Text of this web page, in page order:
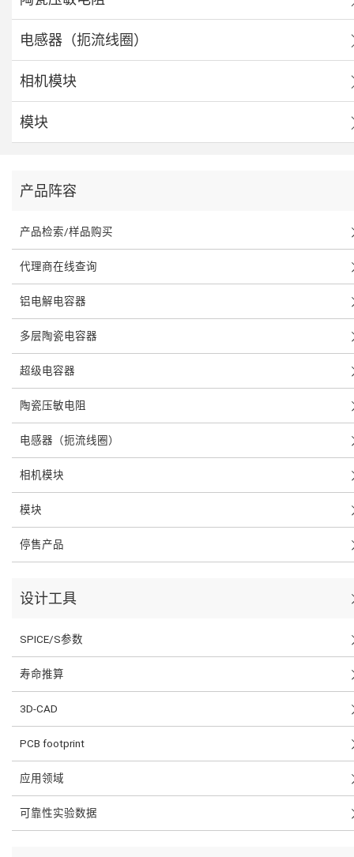
电感器（扼流线圈）
相机模块
模块
产品阵容
产品检索/样品购买
代理商在线查询
铝电解电容器
多层陶瓷电容器
超级电容器
陶瓷压敏电阻
电感器（扼流线圈）
相机模块
模块
停售产品
设计工具
SPICE/S参数
寿命推算
3D-CAD
PCB footprint
应用领域
可靠性实验数据